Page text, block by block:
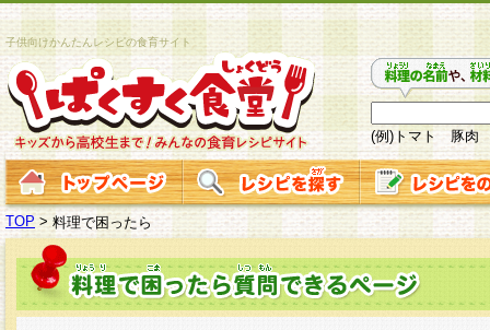
子供向けかんたんレシピの食育サイト
(例)トマト 豚肉
TOP >料理で困ったら